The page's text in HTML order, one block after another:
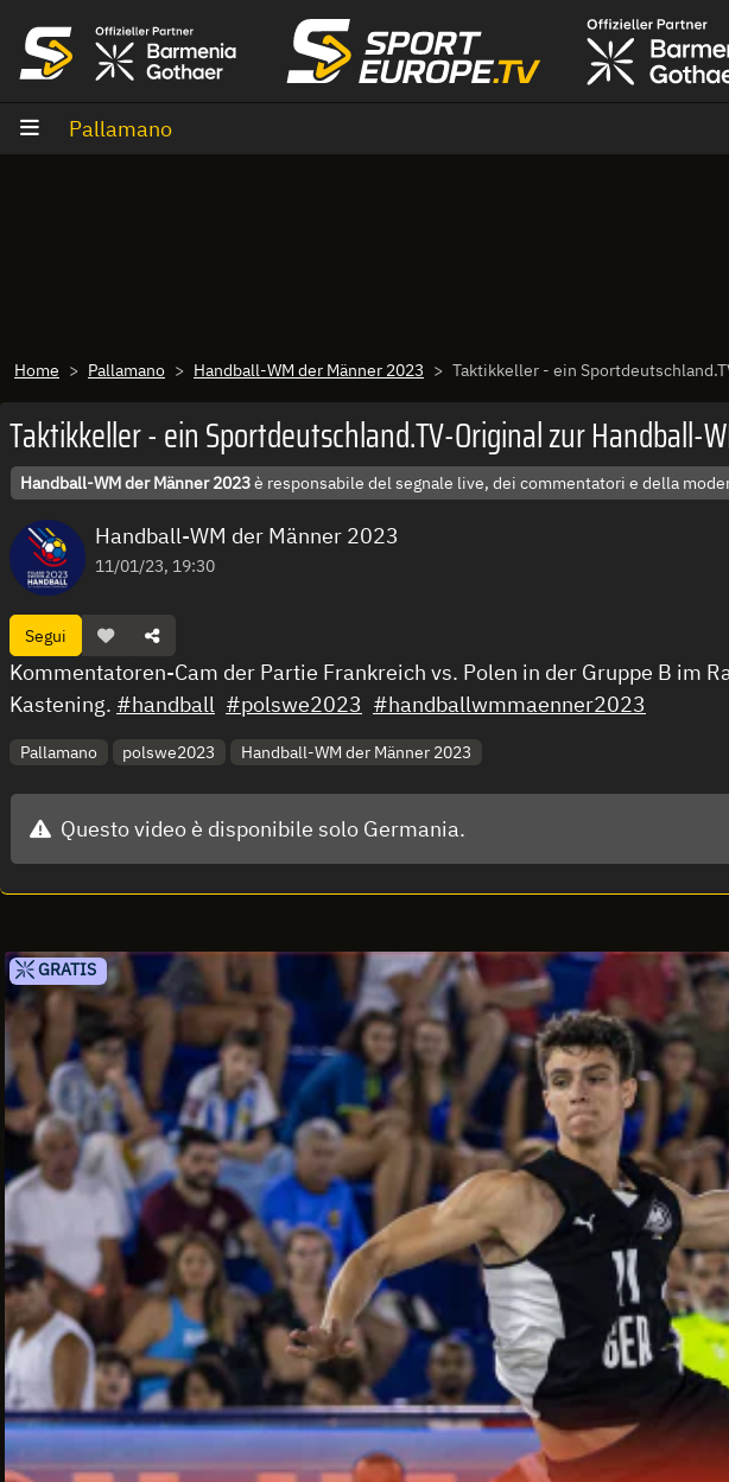
Pallamano
Home Pallamano Handball-WM der Männer 2023 Taktikkeller - ein
Taktikkeller - ein Sportdeutschland.TV-Original zur Handball-
Handball-WM der Männer 2023è responsabile del segnale live, dei commentatori e della
Handball-WM der Männer 2023
11/01/23, 19:30
Segui
Kommentatoren-Cam der Partie Frankreich vs. Polen in der Gruppe B im
Kastening. #handball #polswe2023 #handballwmmaenner2023
Pallamano polswe2023 Handball-WM der Männer 2023
Questo video è disponibile solo Germania.
GRATIS